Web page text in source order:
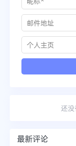
还
最新评论